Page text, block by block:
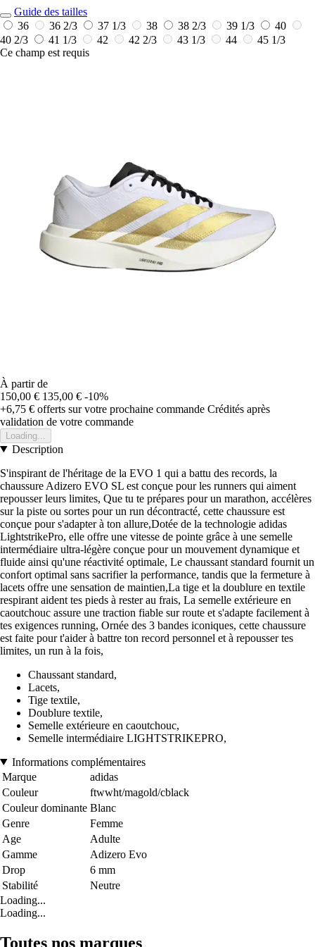
Guide des tailles
36
36 2/3 37 1/3 38 38 2/3 39 1/3
40
40 2/3
41 1/3 42 42 2/3 43 1/3 44
45 1/3
Ce champ est requis
À partir de
150,00 € 135,00 € -10%
+6,75 € offerts sur votre prochaine commande Crédités après
validation de votre commande
Loading...
Description
S'inspirant de l'héritage de la EVO 1 qui a battu des records, la
chaussure Adizero EVO SL est conçue pour les runners qui aiment
repousser leurs limites, Que tu te prépares pour un marathon, accélères
sur la piste ou sortes pour un run décontracté, cette chaussure est
conçue pour s'adapter à ton allure,Dotée de la technologie adidas
LightstrikePro, elle offre une vitesse de pointe grâce à une semelle
intermédiaire ultra-légère conçue pour un mouvement dynamique et
fluide ainsi qu'une réactivité optimale, Le chaussant standard fournit un
confort optimal sans sacrifier la performance, tandis que la fermeture à
lacets offre une sensation de maintien,La tige et la doublure en textile
respirant aident tes pieds à rester au frais, La semelle extérieure en
caoutchouc assure une traction fiable sur route et s'adapte facilement à
tes exigences running, Ornée des 3 bandes iconiques, cette chaussure
est faite pour t'aider à battre ton record personnel et à repousser tes
limites, un run à la fois,
Chaussant standard,
Lacets,
Tige textile,
Doublure textile,
Semelle extérieure en caoutchouc,
Semelle intermédiaire LIGHTSTRIKEPRO,
Informations complémentaires
Marque
adidas
Couleur
ftwwht/magold/cblack
Couleur dominante Blanc
Genre
Femme
Age
Adulte
Gamme
Adizero Evo
Drop
6 mm
Stabilité
Neutre
Loading...
Loading...
Toutes nos marques